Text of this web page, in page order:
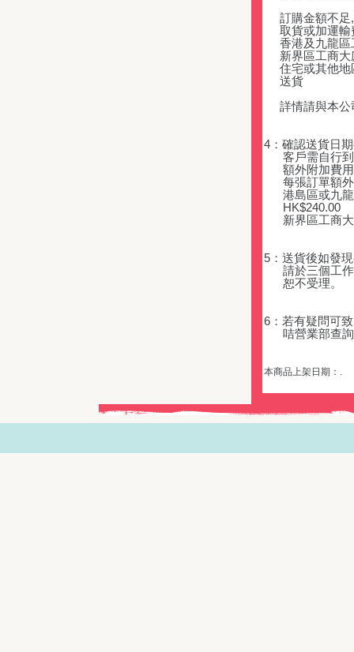
訂購金額不足,
取貨或加運輸
香港及九龍區
新界區工商大
住宅或其他地
送貨
詳情請與本公
4：確認送貨日
客戶需自行到
額外附加費
每張訂單額外
港島區或九龍
HK$240.00
新界區工商大
5：送貨後如發
請於三個工作
恕不受理。
6：若有疑問可
咭營業部查
本商品上架日期：.